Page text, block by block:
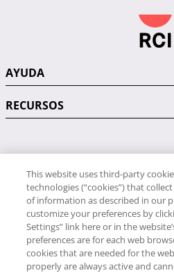
AYUDA
RECURSOS
PÓNGASE EN
RCI
34 91 406
This website uses third-party
technologies (“cookies”) that
of information as described in our
customize your preferences by
Settings” link here or in the
preferences are for each web
cookies that are needed for the
properly are always active and